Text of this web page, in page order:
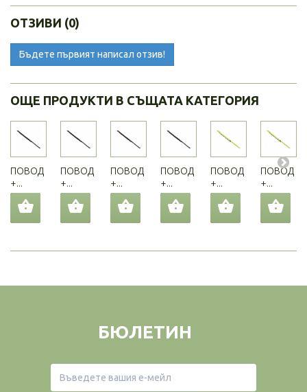
ОТЗИВИ (0)
Бъдете първият написал отзив!
ОЩЕ ПРОДУКТИ В СЪЩАТА КАТЕГОРИЯ
ПОВОД
+...
ПОВОД
+...
ПОВОД
+...
ПОВОД
+...
ПОВОД
+...
ПОВОД
+...
БЮЛЕТИН